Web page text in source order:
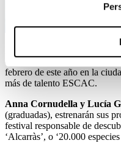
el prestigioso
de Cine de Berlín que se
febrero de este año en la
más de talento ESCAC.
Anna Cornudella y Lucía
(graduadas), estrenarán sus
festival responsable de
‘Alcarràs’, o ‘20.000